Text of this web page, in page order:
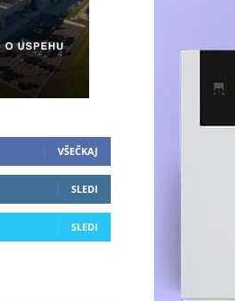
VŠEČKAJ
SLEDI
SLEDI